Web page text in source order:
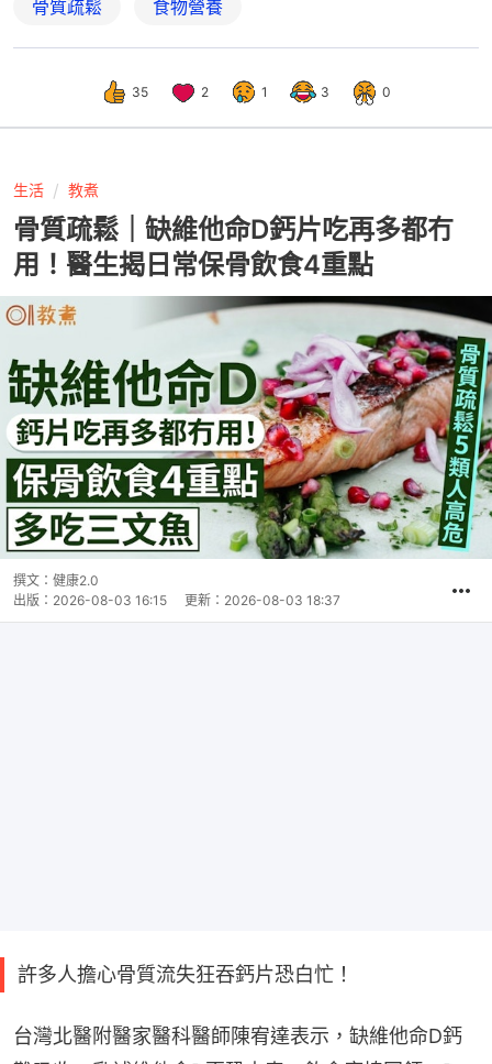
骨質疏鬆 食物營養
35 2 1 3 0
生活 教煮
骨質疏鬆｜缺維他命D鈣片吃再多都冇
用！醫生揭日常保骨飲食4重點
撰文： 健康2.0
出版： 2026-08-03 16:15 更新： 2026-08-03 18:37
許多人擔心骨質流失狂吞鈣片恐白忙！
台灣北醫附醫家醫科醫師陳宥達表示，缺維他命D鈣